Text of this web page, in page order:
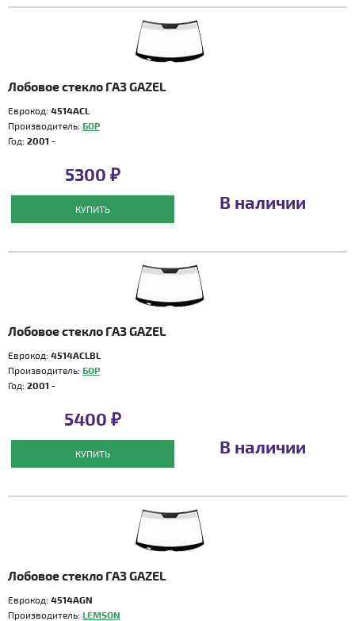
Лобовое стекло ГАЗ GAZEL
Еврокод: 4514ACL
Производитель: БОР
Год: 2001 -
5300 ₽
КУПИТЬ В наличии
Лобовое стекло ГАЗ GAZEL
Еврокод: 4514ACLBL
Производитель: БОР
Год: 2001 -
5400 ₽
КУПИТЬ В наличии
Лобовое стекло ГАЗ GAZEL
Еврокод: 4514AGN
Производитель: LEMSON